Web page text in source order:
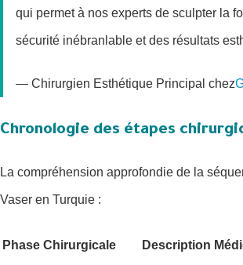
qui permet à nos experts de sculpter la
sécurité inébranlable et des résultats
— Chirurgien Esthétique Principal chez
Chronologie des étapes
La compréhension approfondie de la
Vaser en Turquie :
Phase Chirurgicale Description